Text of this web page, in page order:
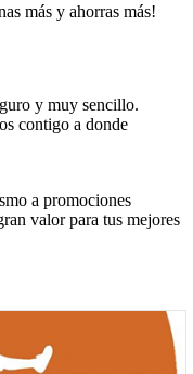
más y ahorras más!
y muy sencillo.
contigo a donde
a promociones
valor para tus mejores